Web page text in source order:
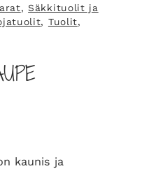
, Säkkituolit ja
, Tuolit
kaunis ja